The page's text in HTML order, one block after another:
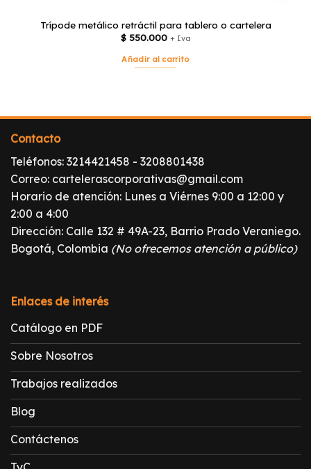
Trípode metálico retráctil para tablero o cartelera
$550.000 + Iva
Añadir al carrito
Contacto
Teléfonos: 3214421458 - 3208801438
Correo: cartelerascorporativas@gmail.com
Horario de atención: Lunes a Viérnes 9:00 a 12:00 y
2:00 a 4:00
Dirección: Calle 132 # 49A-23, Barrio Prado Veraniego.
Bogotá, Colombia (No ofrecemos atención a público)
Enlaces de interés
Catálogo en PDF
Sobre Nosotros
Trabajos realizados
Blog
Contáctenos